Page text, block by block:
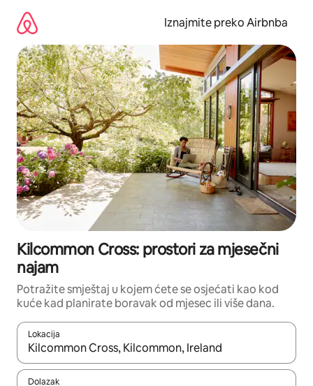
sadržaj
Iznajmite preko Airbnba
Kilcommon Cross: prostori za mjesečni
najam
Potražite smještaj u kojem ćete se osjećati kao kod
kuće kad planirate boravak od mjesec ili više dana.
Lokacija
Kada budu dostupni rezultati, moći ćete ih pregledati
Dolazak